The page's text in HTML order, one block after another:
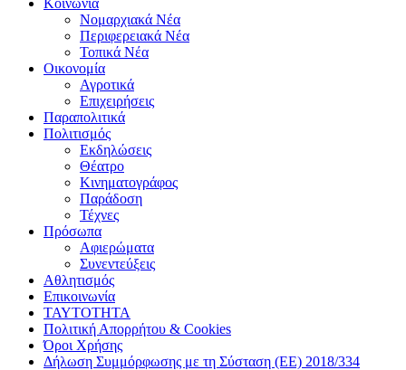
Κοινωνία
Νομαρχιακά Νέα
Περιφερειακά Νέα
Τοπικά Νέα
Οικονομία
Αγροτικά
Επιχειρήσεις
Παραπολιτικά
Πολιτισμός
Εκδηλώσεις
Θέατρο
Κινηματογράφος
Παράδοση
Τέχνες
Πρόσωπα
Αφιερώματα
Συνεντεύξεις
Αθλητισμός
Επικοινωνία
ΤΑΥΤΟΤΗΤΑ
Πολιτική Απορρήτου & Cookies
Όροι Χρήσης
Δήλωση Συμμόρφωσης με τη Σύσταση (ΕΕ) 2018/334